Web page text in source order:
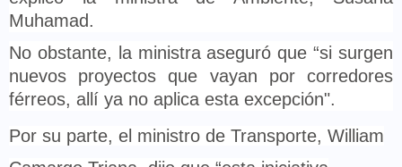
Muhamad.
No obstante, la ministra aseguró que “si surgen
nuevos proyectos que vayan por corredores
férreos, allí ya no aplica esta excepción".
Por su parte, el ministro de Transporte, William